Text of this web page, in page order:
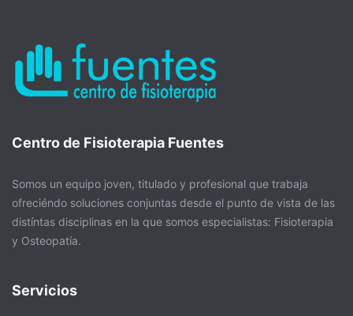
Centro de Fisioterapia Fuentes
Somos un equipo joven, titulado y profesional que trabaja
ofreciéndo soluciones conjuntas desde el punto de vista de las
distíntas disciplinas en la que somos especialistas: Fisioterapia
y Osteopatía.
Servicios